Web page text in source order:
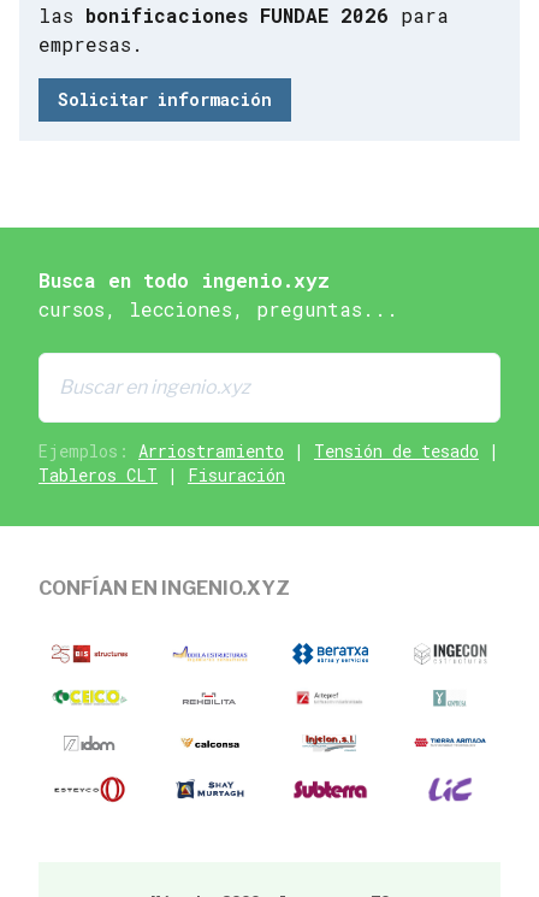
las bonificaciones FUNDAE 2026 para
empresas.
Solicitar información
Busca en todo ingenio.xyz
cursos, lecciones, preguntas...
Ejemplos: Arriostramiento | Tensión de tesado |
Tableros CLT | Fisuración
CONFÍAN EN INGENIO.XYZ